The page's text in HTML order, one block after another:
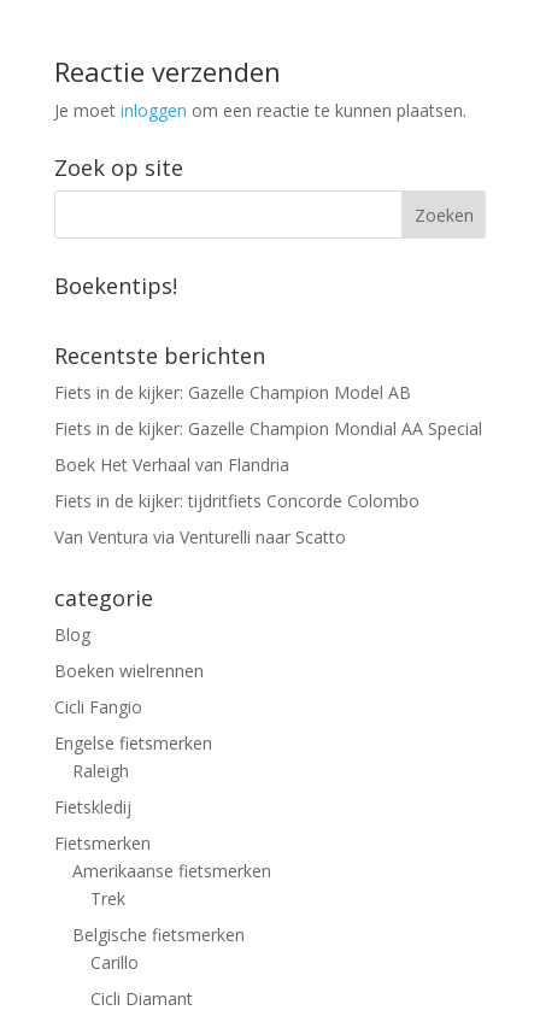
Reactie verzenden
Je moet inloggen om een reactie te kunnen plaatsen.
Zoek op site
Boekentips!
Recentste berichten
Fiets in de kijker: Gazelle Champion Model AB
Fiets in de kijker: Gazelle Champion Mondial AA Special
Boek Het Verhaal van Flandria
Fiets in de kijker: tijdritfiets Concorde Colombo
Van Ventura via Venturelli naar Scatto
categorie
Blog
Boeken wielrennen
Cicli Fangio
Engelse fietsmerken
Raleigh
Fietskledij
Fietsmerken
Amerikaanse fietsmerken
Trek
Belgische fietsmerken
Carillo
Cicli Diamant